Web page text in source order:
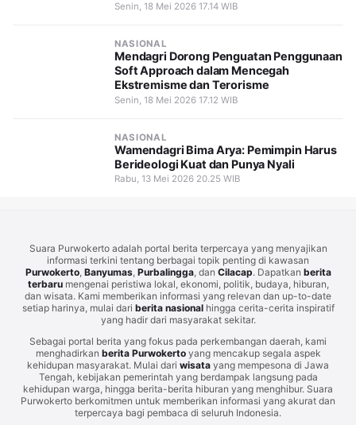
Senin, 18 Mei 2026 17.14 WIB
NASIONAL
Mendagri Dorong Penguatan Penggunaan
Soft Approach dalam Mencegah
Ekstremisme dan Terorisme
Senin, 18 Mei 2026 17.12 WIB
NASIONAL
Wamendagri Bima Arya: Pemimpin Harus
Berideologi Kuat dan Punya Nyali
Rabu, 13 Mei 2026 20.25 WIB
Suara Purwokerto adalah portal berita terpercaya yang menyajikan
informasi terkini tentang berbagai topik penting di kawasan
Purwokerto, Banyumas, Purbalingga, dan Cilacap. Dapatkan berita
terbarumengenai peristiwa lokal, ekonomi, politik, budaya, hiburan,
dan wisata. Kami memberikan informasi yang relevan dan up-to-date
setiap harinya, mulai dari berita nasionalhingga cerita-cerita inspiratif
yang hadir dari masyarakat sekitar.
Sebagai portal berita yang fokus pada perkembangan daerah, kami
menghadirkan berita Purwokertoyang mencakup segala aspek
kehidupan masyarakat. Mulai dari wisata yang mempesona di Jawa
Tengah, kebijakan pemerintah yang berdampak langsung pada
kehidupan warga, hingga berita-berita hiburan yang menghibur. Suara
Purwokerto berkomitmen untuk memberikan informasi yang akurat dan
terpercaya bagi pembaca di seluruh Indonesia.